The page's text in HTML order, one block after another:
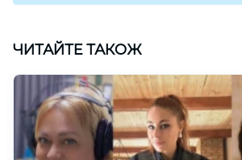
ЧИТАЙТЕ ТАКОЖ